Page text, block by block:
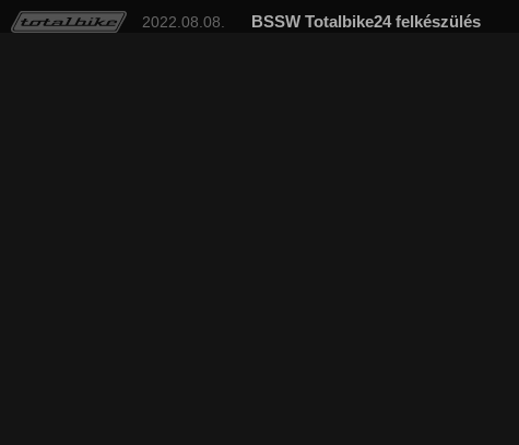
BSSW Totalbike24 felkészülés
2022.08.08.